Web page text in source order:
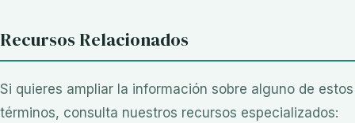
Recursos Relacionados
Si quieres ampliar la información sobre alguno de estos
términos, consulta nuestros recursos especializados: